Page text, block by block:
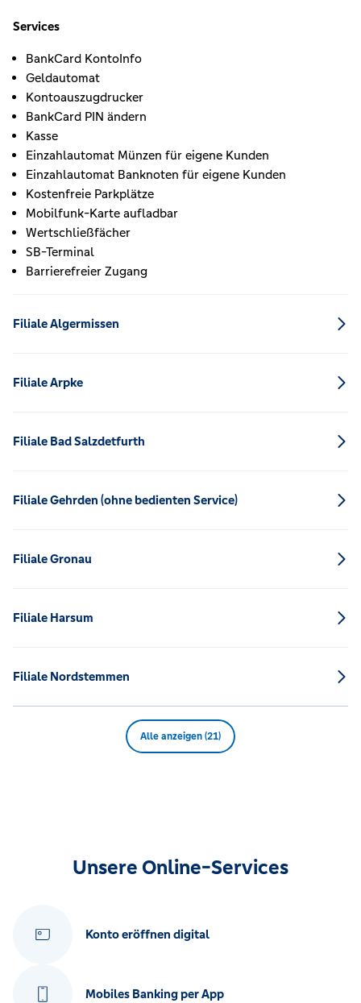
Services
BankCard KontoInfo
Geldautomat
Kontoauszugdrucker
BankCard PIN ändern
Kasse
Einzahlautomat Münzen für eigene Kunden
Einzahlautomat Banknoten für eigene Kunden
Kostenfreie Parkplätze
Mobilfunk-Karte aufladbar
Wertschließfächer
SB-Terminal
Barrierefreier Zugang
Filiale Algermissen
Filiale Arpke
Filiale Bad Salzdetfurth
Filiale Gehrden (ohne bedienten Service)
Filiale Gronau
Filiale Harsum
Filiale Nordstemmen
Alle anzeigen (21)
Unsere Online-Services
Konto eröffnen digital
Mobiles Banking per App